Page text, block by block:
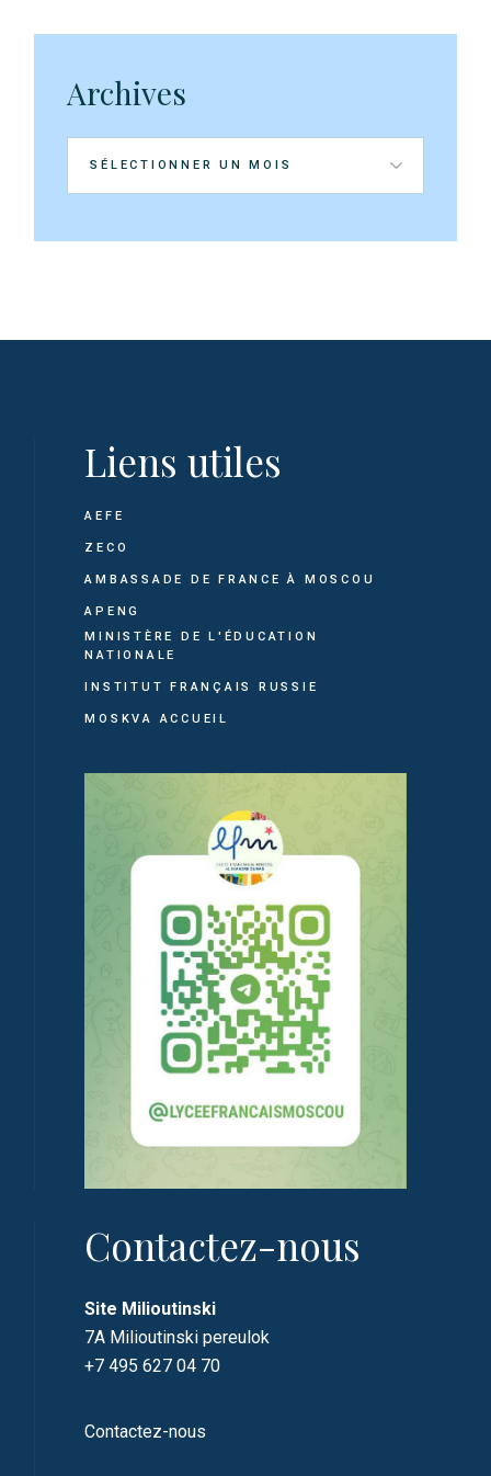
Archives
Archives
Liens utiles
AEFE
ZECO
AMBASSADE DE FRANCE À MOSCOU
APENG
MINISTÈRE DE L'ÉDUCATION
NATIONALE
INSTITUT FRANÇAIS RUSSIE
MOSKVA ACCUEIL
Contactez-nous
Site Milioutinski
7A Milioutinski pereulok
+7 495 627 04 70
Contactez-nous